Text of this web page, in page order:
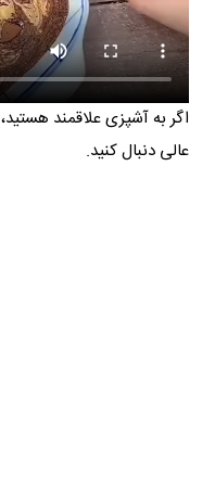
اگر به آشپزی علاقمند هستید،
عالی دنبال کنید.